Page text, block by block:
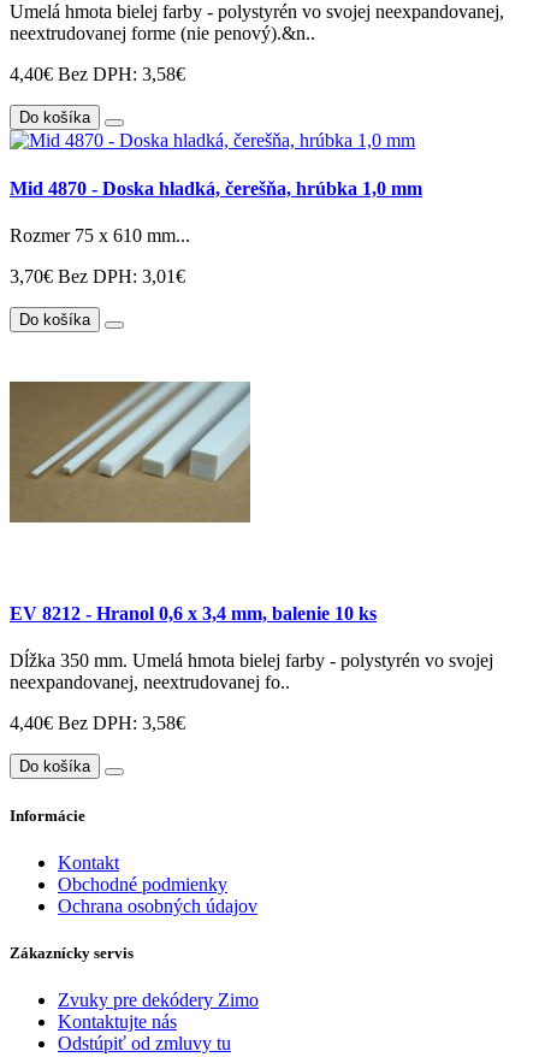
Umelá hmota bielej farby - polystyrén vo svojej neexpandovanej,
neextrudovanej forme (nie penový).&n..
4,40€ Bez DPH: 3,58€
Do košíka
Mid 4870 - Doska hladká, čerešňa, hrúbka 1,0 mm
Rozmer 75 x 610 mm...
3,70€ Bez DPH: 3,01€
Do košíka
EV 8212 - Hranol 0,6 x 3,4 mm, balenie 10 ks
Dĺžka 350 mm. Umelá hmota bielej farby - polystyrén vo svojej
neexpandovanej, neextrudovanej fo..
4,40€ Bez DPH: 3,58€
Do košíka
Informácie
Kontakt
Obchodné podmienky
Ochrana osobných údajov
Zákaznícky servis
Zvuky pre dekódery Zimo
Kontaktujte nás
Odstúpiť od zmluvy tu